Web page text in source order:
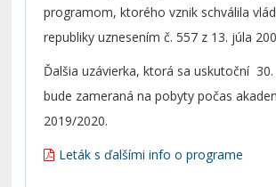
získať na oficiálnej webovej stránke
programuwww.stipendia.sk,
resp.www.scholarships.sk
uchádzači o štipendium s trvalým
Slovensku; Lukáš Marcin (
programom, ktorého vznik schválila
republiky uznesením č. 557 z 13. júla
O pokračovaní NŠP rozhodla vláda SR
317 z 29. apríla 2009. Štipendijný
Národný štipendijný program na základe
Ďalšia uzávierka, ktorá sa uskutoční
bude zameraná na pobyty počas
2019/2020.
Leták s ďalšími info o programe